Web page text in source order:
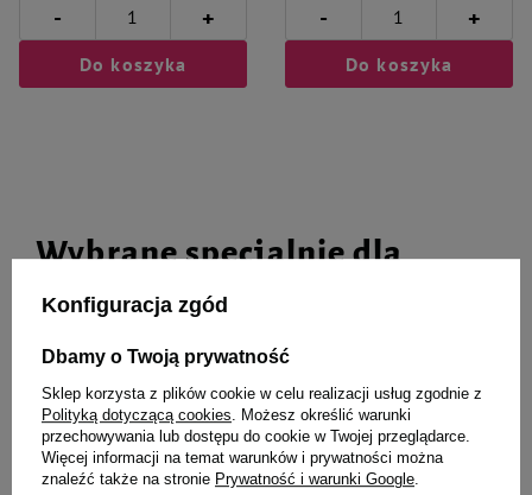
- +
Do koszyka
- +
Do koszyka
Wybrane specjalnie dla
Ciebie i Twojego czworonoga
Pokarm dla średnich afrykańskich
papug Versele Laga African
Parakeet Loro Parque Mix 1kg
21,99 zł
JW Pet Hol-ee Roller Piłka
ażurowa zabawka dla psa mini 5
cm
14,99 zł
Konfiguracja zgód
Dbamy o Twoją prywatność
Sklep korzysta z plików cookie w celu realizacji usług zgodnie z
Polityką dotyczącą cookies. Możesz określić warunki
przechowywania lub dostępu do cookie w Twojej przeglądarce.
Więcej informacji na temat warunków i prywatności można
znaleźć także na stronie Prywatność i warunki Google.